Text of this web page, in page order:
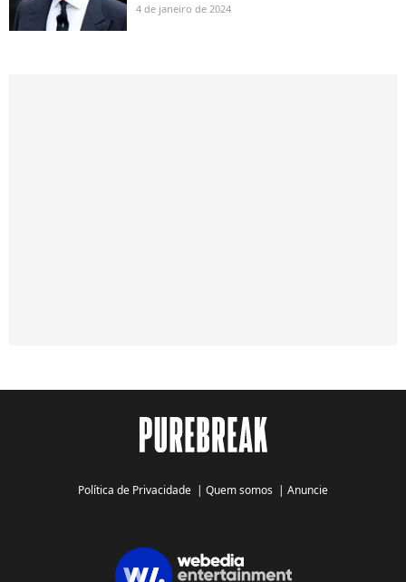
4 de janeiro de 2024
Política de Privacidade | Quem somos | Anuncie